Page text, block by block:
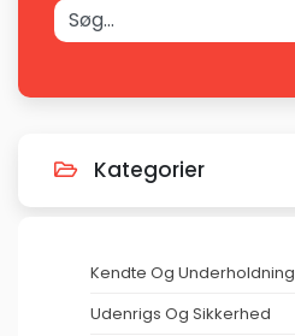
Kategorier
Kendte Og Underholdning
Udenrigs Og Sikkerhed